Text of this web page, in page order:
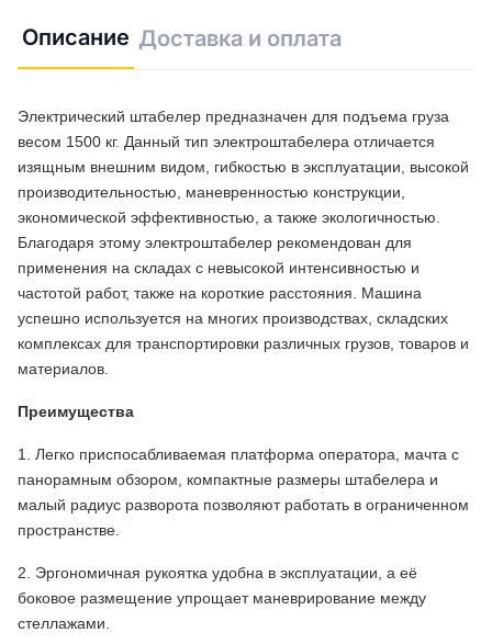
Описание Доставка и оплата
Электрический штабелер предназначен для подъема груза
весом 1500 кг. Данный тип электроштабелера отличается
изящным внешним видом, гибкостью в эксплуатации, высокой
производительностью, маневренностью конструкции,
экономической эффективностью, а также экологичностью.
Благодаря этому электроштабелер рекомендован для
применения на складах с невысокой интенсивностью и
частотой работ, также на короткие расстояния. Машина
успешно используется на многих производствах, складских
комплексах для транспортировки различных грузов, товаров и
материалов.
Преимущества
1. Легко приспосабливаемая платформа оператора, мачта с
панорамным обзором, компактные размеры штабелера и
малый радиус разворота позволяют работать в ограниченном
пространстве.
2. Эргономичная рукоятка удобна в эксплуатации, а её
боковое размещение упрощает маневрирование между
стеллажами.